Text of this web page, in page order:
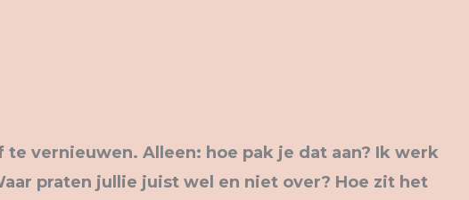
vernieuwen. Alleen: hoe pak je dat aan? Ik werk
praten jullie juist wel en niet over? Hoe zit het